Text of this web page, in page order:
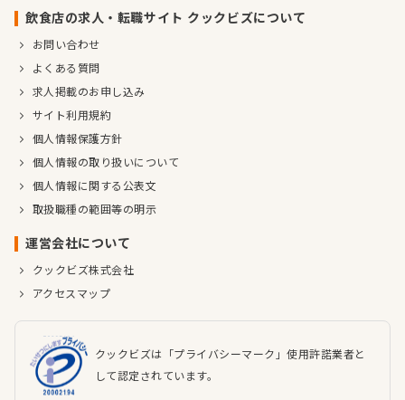
飲食店の求人・転職サイト クックビズについて
お問い合わせ
よくある質問
求人掲載のお申し込み
サイト利用規約
個人情報保護方針
個人情報の取り扱いについて
個人情報に関する公表文
取扱職種の範囲等の明示
運営会社について
クックビズ株式会社
アクセスマップ
クックビズは「プライバシーマーク」使用許諾業者と
して認定されています。